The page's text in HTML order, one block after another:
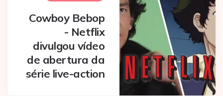
Cowboy Bebop
- Netflix
divulgou vídeo
de abertura da
série live-action